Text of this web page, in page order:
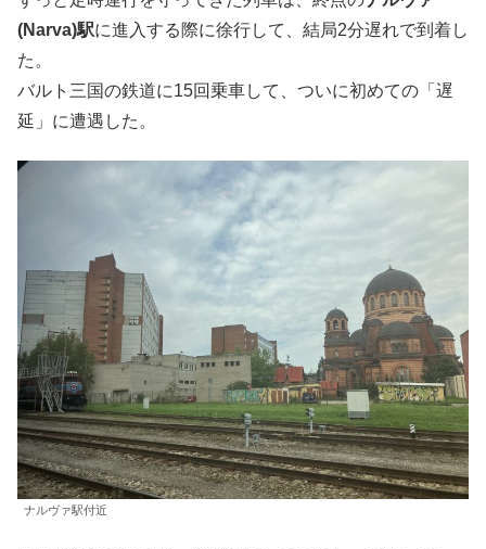
(Narva)駅に進入する際に徐行して、結局2分遅れで到着し
た。
バルト三国の鉄道に15回乗車して、ついに初めての「遅
延」に遭遇した。
ナルヴァ駅付近